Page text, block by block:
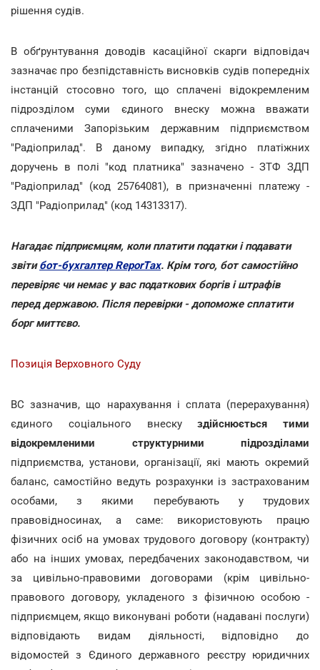
рішення судів.
В обґрунтування доводів касаційної скарги відповідач
зазначає про безпідставність висновків судів попередніх
інстанцій стосовно того, що сплачені відокремленим
підрозділом суми єдиного внеску можна вважати
сплаченими Запорізьким державним підприємством
"Радіоприлад". В даному випадку, згідно платіжних
доручень в полі "код платника" зазначено - ЗТФ ЗДП
"Радіоприлад" (код 25764081), в призначенні платежу -
ЗДП "Радіоприлад" (код 14313317).
Нагадає підприємцям, коли платити податки і подавати
звітибот-бухгалтер ReporTах. Крім того, бот самостійно
перевіряє чи немає у вас податкових боргів і штрафів
перед державою. Після перевірки - допоможе сплатити
борг миттєво.
Позиція Верховного Суду
ВС зазначив, що нарахування і сплата (перерахування)
єдиного соціального внескуздійснюється тими
відокремленими структурними підрозділами
підприємства, установи, організації, які мають окремий
баланс, самостійно ведуть розрахунки із застрахованим
особами, з якими перебувають у трудових
правовідносинах, а саме: використовують працю
фізичних осіб на умовах трудового договору (контракту)
або на інших умовах, передбачених законодавством, чи
за цивільно-правовими договорами (крім цивільно-
правового договору, укладеного з фізичною особою -
підприємцем, якщо виконувані роботи (надавані послуги)
відповідають видам діяльності, відповідно до
відомостей з Єдиного державного реєстру юридичних